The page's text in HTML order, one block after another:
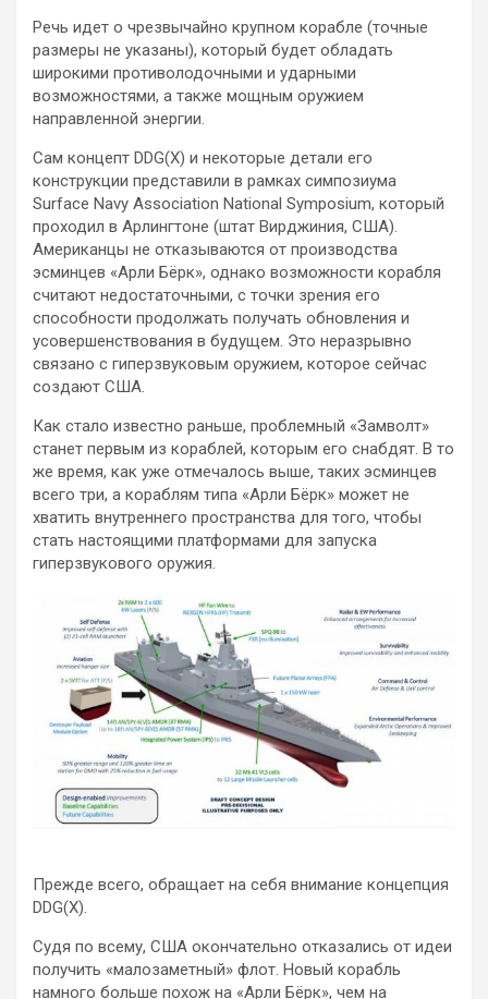
Речь идет о чрезвычайно крупном корабле (точные
размеры не указаны), который будет обладать
широкими противолодочными и ударными
возможностями, а также мощным оружием
направленной энергии.
Сам концепт DDG(X) и некоторые детали его
конструкции представили в рамках симпозиума
Surface Navy Association National Symposium, который
проходил в Арлингтоне (штат Вирджиния, США).
Американцы не отказываются от производства
эсминцев «Арли Бёрк», однако возможности корабля
считают недостаточными, с точки зрения его
способности продолжать получать обновления и
усовершенствования в будущем. Это неразрывно
связано с гиперзвуковым оружием, которое сейчас
создают США.
Как стало известно раньше, проблемный «Замволт»
станет первым из кораблей, которым его снабдят. В то
же время, как уже отмечалось выше, таких эсминцев
всего три, а кораблям типа «Арли Бёрк» может не
хватить внутреннего пространства для того, чтобы
стать настоящими платформами для запуска
гиперзвукового оружия.
Прежде всего, обращает на себя внимание концепция
DDG(X).
Судя по всему, США окончательно отказались от идеи
получить «малозаметный» флот. Новый корабль
намного больше похож на «Арли Бёрк», чем на